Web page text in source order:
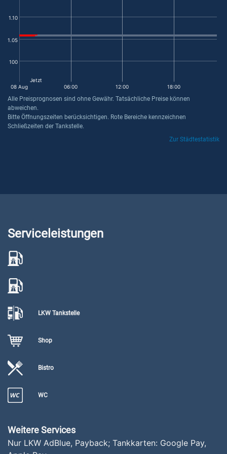
100
1.05
1.10
08 Aug 06:00 12:00 18:00
Jetzt
Alle Preisprognosen sind ohne Gewähr. Tatsächliche Preise können
abweichen.
Bitte Öffnungszeiten berücksichtigen. Rote Bereiche kennzeichnen
Schließzeiten der Tankstelle.
Zur Städtestatistik
Serviceleistungen
LKW Tankstelle
Shop
Bistro
WC
Weitere Services
Nur LKW AdBlue, Payback; Tankkarten: Google Pay,